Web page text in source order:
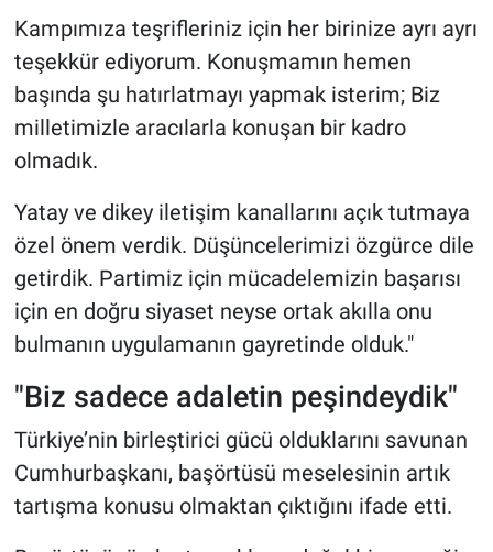
Kampımıza teşrifleriniz için her birinize ayrı ayrı
teşekkür ediyorum. Konuşmamın hemen
başında şu hatırlatmayı yapmak isterim; Biz
milletimizle aracılarla konuşan bir kadro
olmadık.
Yatay ve dikey iletişim kanallarını açık tutmaya
özel önem verdik. Düşüncelerimizi özgürce dile
getirdik. Partimiz için mücadelemizin başarısı
için en doğru siyaset neyse ortak akılla onu
bulmanın uygulamanın gayretinde olduk."
"Biz sadece adaletin peşindeydik"
Türkiye’nin birleştirici gücü olduklarını savunan
Cumhurbaşkanı, başörtüsü meselesinin artık
tartışma konusu olmaktan çıktığını ifade etti.